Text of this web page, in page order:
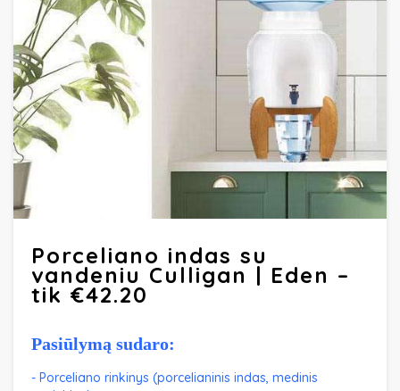
Porceliano indas su
vandeniu Culligan | Eden –
tik €42.20
Pasiūlymą sudaro:
- Porceliano rinkinys (porcelianinis indas, medinis